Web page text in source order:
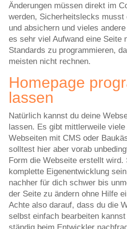
Änderungen müssen direkt im
werden, Sicherheitslecks musst
und absichern und vieles
es sehr viel Aufwand eine Seite
Standards zu programmieren,
meisten nicht rechnen.
Homepage
lassen
Natürlich kannst du deine
lassen. Es gibt mittlerweile viele
Webseiten mit CMS oder
solltest hier aber vorab
Form die Webseite erstellt wird.
komplette Eigenentwicklung
nachher für dich schwer bis
der Seite zu ändern ohne Hilfe
Achte also darauf, dass du die
selbst einfach bearbeiten